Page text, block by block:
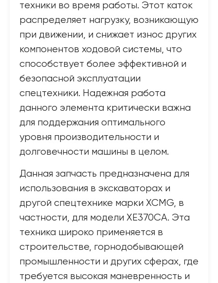
техники во время работы. Этот каток
распределяет нагрузку, возникающую
при движении, и снижает износ других
компонентов ходовой системы, что
способствует более эффективной и
безопасной эксплуатации
спецтехники. Надежная работа
данного элемента критически важна
для поддержания оптимального
уровня производительности и
долговечности машины в целом.
Данная запчасть предназначена для
использования в экскаваторах и
другой спецтехнике марки XCMG, в
частности, для модели XE370CA. Эта
техника широко применяется в
строительстве, горнодобывающей
промышленности и других сферах, где
требуется высокая маневренность и